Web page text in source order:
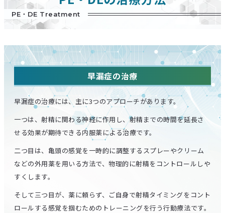
PE・DE Treatment
早漏症の治療
早漏症の治療には、主に3つのアプローチがあります。
一つは、射精に関わる神経に作用し、射精までの時間を延長さ
せる効果が期待できる内服薬による治療です。
二つ目は、亀頭の感覚を一時的に調整するスプレーやクリーム
などの外用薬を用いる方法で、物理的に射精をコントロールしや
すくします。
そして三つ目が、薬に頼らず、ご自身で射精タイミングをコント
ロールする感覚を掴むためのトレーニングを行う行動療法です。